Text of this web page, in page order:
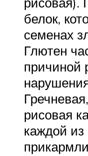
белок,
семенах
Глютен
причиной
рисовая
каждой